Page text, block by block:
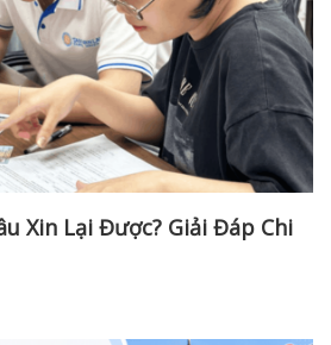
Xin Lại Được? Giải Đáp Chi